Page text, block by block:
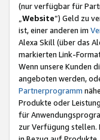
(nur verfügbar für
Website“) Geld zu
ist, einer anderen im
Alexa Skill (über das
markierten Link-
Wenn unsere Kunden
angeboten werden,
Partnerprogramm
Produkte oder
für
zur Verfügung stellen.